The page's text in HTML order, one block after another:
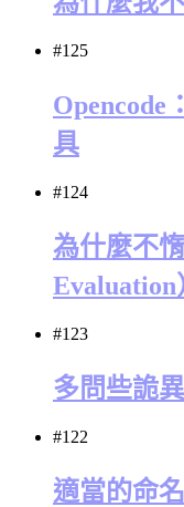
#125
Opencode
具
#124
為什麼不
Evaluation
#123
多問些詭
#122
適當的命